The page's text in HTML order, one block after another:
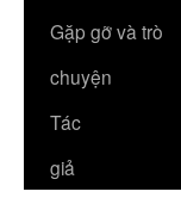
Gặp gỡ và trò
chuyện
Tác
giả